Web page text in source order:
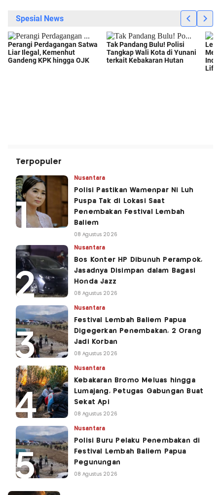
Terpopuler
Nusantara
Polisi Pastikan Wamenpar Ni Luh
Puspa Tak di Lokasi Saat
Penembakan Festival Lembah
Baliem
08 Agustus 2026
Nusantara
Bos Konter HP Dibunuh Perampok,
Jasadnya Disimpan dalam Bagasi
Honda Jazz
08 Agustus 2026
Nusantara
Festival Lembah Baliem Papua
Digegerkan Penembakan, 2 Orang
Jadi Korban
08 Agustus 2026
Nusantara
Kebakaran Bromo Meluas hingga
Lumajang, Petugas Gabungan Buat
Sekat Api
08 Agustus 2026
Nusantara
Polisi Buru Pelaku Penembakan di
Festival Lembah Baliem Papua
Pegunungan
08 Agustus 2026